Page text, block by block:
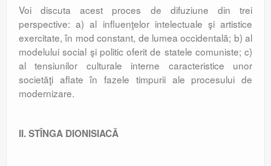
Voi discuta acest proces de difuziune din trei
perspective: a) al influenţelor intelectuale şi artistice
exercitate, în mod constant, de lumea occidentală; b) al
modelului social şi politic oferit de statele comuniste; c)
al tensiunilor culturale interne caracteristice unor
societăţi aflate în fazele timpurii ale procesului de
modernizare.
II. STÎNGA DIONISIACĂ